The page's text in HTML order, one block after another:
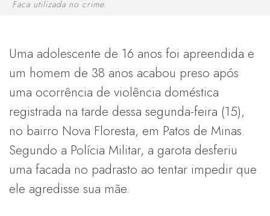
Faca utilizada no crime.
Uma adolescente de 16 anos foi apreendida e
um homem de 38 anos acabou preso após
uma ocorrência de violência doméstica
registrada na tarde dessa segunda-feira (15),
no bairro Nova Floresta, em Patos de Minas.
Segundo a Polícia Militar, a garota desferiu
uma facada no padrasto ao tentar impedir que
ele agredisse sua mãe.